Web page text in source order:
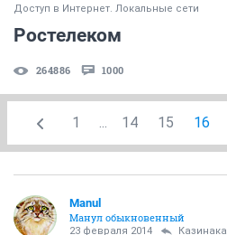
Доступ в Интернет. Локальные сети
Ростелеком
264886 1000
1 ... 14 15 16
Manul
Манул обыкновенный
23 февраля 2014 Казинака